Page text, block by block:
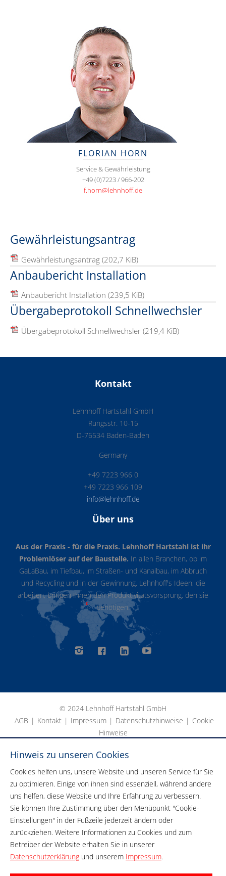
FLORIAN HORN
Service & Gewährleistung
+49 (0)7223 / 966-202
f.horn@lehnhoff.de
Gewährleistungsantrag
Gewährleistungsantrag (202,7 KiB)
Anbaubericht Installation
Anbaubericht Installation (239,5 KiB)
Übergabeprotokoll Schnellwechsler
Übergabeprotokoll Schnellwechsler (219,4 KiB)
Kontakt
Lehnhoff Hartstahl GmbH
Rungsstr. 10-15
D-76534 Baden-Baden
Germany
+49 7223 966 0
+49 7223 966 109
info@lehnhoff.de
Über uns
Aus der Praxis - für die Praxis. Lehnhoff Hartstahl ist ihr
Problemlöser auf der Baustelle. In allen Branchen, ob im
GaLaBau, im Tiefbau, im Straßen- und Kanalbau, im Abbruch
und Recycling und in der Gewinnung. Lehnhoff's Ideen, die
arbeiten, bringen Ihnen den Produktivitätsvorsprung, den sie
benötigen.
© 2024 Lehnhoff Hartstahl GmbH
AGB | Kontakt | Impressum | Datenschutzhinweise | Cookie
Hinweise
Hinweis zu unseren Cookies
Cookies helfen uns, unsere Website und unseren Service für Sie
zu optimieren. Einige von ihnen sind essenziell, während andere
uns helfen, diese Website und Ihre Erfahrung zu verbessern.
Sie können Ihre Zustimmung über den Menüpunkt "Cookie-
Einstellungen" in der Fußzeile jederzeit ändern oder
zurückziehen. Weitere Informationen zu Cookies und zum
Betreiber der Website erhalten Sie in unserer
Datenschutzerklärung und unserem Impressum.